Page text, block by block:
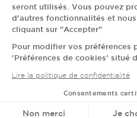
seront utilisés. Vous pouvez
d'autres fonctionnalités et
cliquant sur "Accepter"
Pour modifier vos préférences
'Préférences de cookies' situé
Lire la politique de confidentialité
Consentements
Non merci Je
ALPES
FRANCHE-COMTÉ
BRETAGNE
GRAND
ÎLE-DE-
NORMANDIE
PAYS DE
CÔTE
©